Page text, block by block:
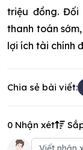
triệu đồng. Đối
thanh toán
lợi ích tài chính
Chia sẻ bài viết:
0 Nhận xét